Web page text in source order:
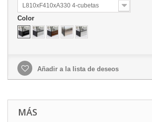
L810xF410xA330 4-cubetas
Color
Añadir a la lista de deseos
MÁS